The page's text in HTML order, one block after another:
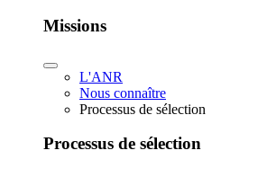
Missions
L'ANR
Nous connaître
Processus de sélection
Processus de sélection